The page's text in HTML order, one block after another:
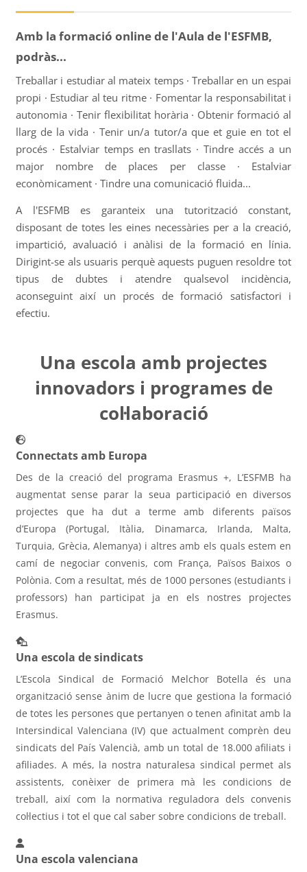
Amb la formació online de l'Aula de l'ESFMB,
podràs...
Treballar i estudiar al mateix temps · Treballar en un espai
propi · Estudiar al teu ritme · Fomentar la responsabilitat i
autonomia · Tenir flexibilitat horària · Obtenir formació al
llarg de la vida · Tenir un/a tutor/a que et guie en tot el
procés · Estalviar temps en trasllats · Tindre accés a un
major nombre de places per classe · Estalviar
econòmicament · Tindre una comunicació fluida...
A l'ESFMB es garanteix una tutorització constant,
disposant de totes les eines necessàries per a la creació,
impartició, avaluació i anàlisi de la formació en línia.
Dirigint-se als usuaris perquè aquests puguen resoldre tot
tipus de dubtes i atendre qualsevol incidència,
aconseguint així un procés de formació satisfactori i
efectiu.
Una escola amb projectes
innovadors i programes de
col·laboració
Connectats amb Europa
Des de la creació del programa Erasmus +, L’ESFMB ha
augmentat sense parar la seua participació en diversos
projectes que ha dut a terme amb diferents països
d’Europa (Portugal, Itàlia, Dinamarca, Irlanda, Malta,
Turquia, Grècia, Alemanya) i altres amb els quals estem en
camí de negociar convenis, com França, Països Baixos o
Polònia. Com a resultat, més de 1000 persones (estudiants i
professors) han participat ja en els nostres projectes
Erasmus.
Una escola de sindicats
L’Escola Sindical de Formació Melchor Botella és una
organització sense ànim de lucre que gestiona la formació
de totes les persones que pertanyen o tenen afinitat amb la
Intersindical Valenciana (IV) que actualment comprèn deu
sindicats del País Valencià, amb un total de 18.000 afiliats i
afiliades. A més, la nostra naturalesa sindical permet als
assistents, conèixer de primera mà les condicions de
treball, així com la normativa reguladora dels convenis
col·lectius i tot el que cal saber sobre condicions de treball.
Una escola valenciana